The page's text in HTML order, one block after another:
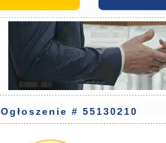
Ogłoszenie # 55130210